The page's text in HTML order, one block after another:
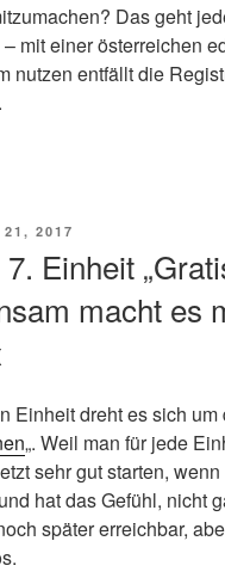
Das geht
mit einer österreichen
nutzen entfällt die
21, 2017
Einheit
macht es
Einheit dreht es sich
„. Weil man für jede
sehr gut starten,
hat das Gefühl, nicht
später erreichbar,